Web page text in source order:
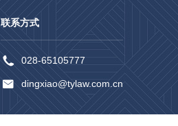
联系方式
028-65105777
dingxiao@tylaw.com.cn